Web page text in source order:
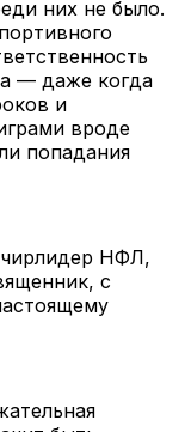
них не было.
— даже когда
и
вроде
попадания
чирлидер НФЛ,
с